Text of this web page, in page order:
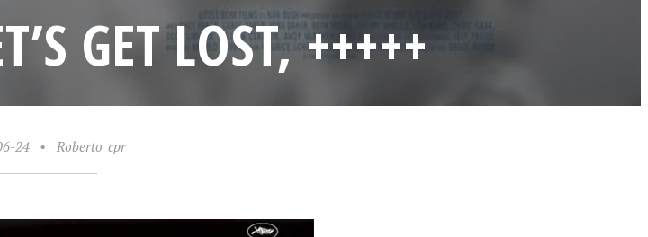
GET LOST, +++++
24 • Roberto_cpr